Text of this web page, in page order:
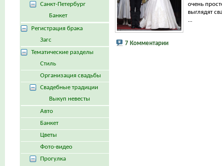
очень
выглядят
...
7 Комментарии
Санкт-Петербург
Банкет
Регистрация брака
Загс
Тематические разделы
Стиль
Организация свадьбы
Свадебные традиции
Выкуп невесты
Авто
Банкет
Цветы
Фото-видео
Прогулка